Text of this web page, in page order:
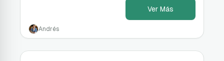
Ver Más
Andrés